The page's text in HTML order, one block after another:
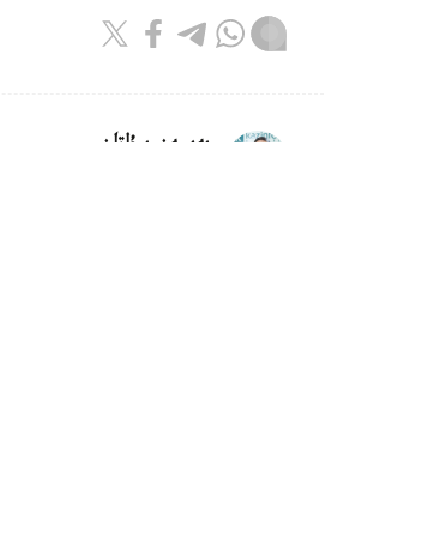
بەيسەن سۇلتان